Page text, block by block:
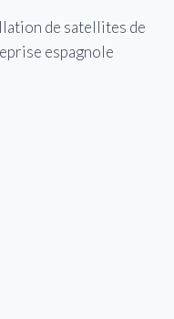
de satellites de
espagnole